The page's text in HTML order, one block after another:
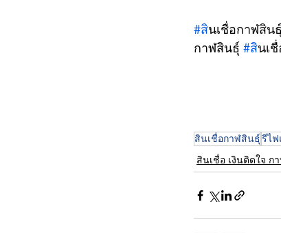
#สินเชื่อกาฬสินธุ์
กาฬสินธุ์ #สนเ
สินเชื่อกาฬสินธุ์รีไ
สินเชื่อ เงินติดใจ ก